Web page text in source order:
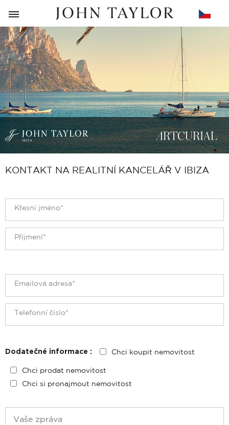
ZPĚT
KONTAKT NA REALITNÍ KANCELÁŘ V IBIZA
Dodatečné informace : Chci koupit nemovitost
Chci prodat nemovitost
Chci si pronajmout nemovitost